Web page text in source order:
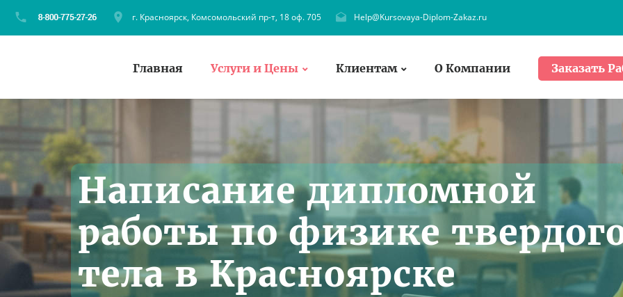
г. Красноярск, Комсомольский пр-т, 18 оф. 705 Help@Kursovaya-Diplom-Zakaz.ru
Главная Услуги и Цены Клиентам О Компании Заказать
Написание дипломной
работы по физике
тела в Красноярске